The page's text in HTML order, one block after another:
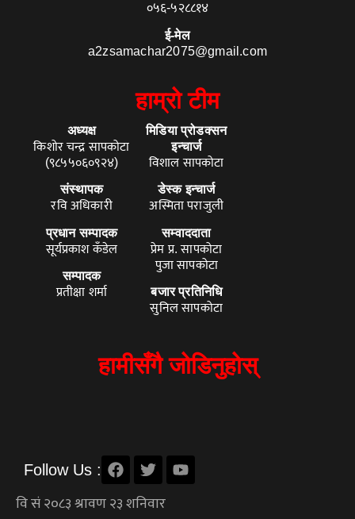
०५६-५२८८१४
ई-मेल
a2zsamachar2075@gmail.com
हाम्रो टीम
अध्यक्ष
किशोर चन्द्र सापकोटा
(९८५५०६०९२४)
संस्थापक
रवि अधिकारी
प्रधान सम्पादक
सूर्यप्रकाश कँडेल
सम्पादक
प्रतीक्षा शर्मा
मिडिया प्रोडक्सन
इन्चार्ज
विशाल सापकोटा
डेस्क इन्चार्ज
अस्मिता पराजुली
सम्वाददाता
प्रेम प्र. सापकोटा
पुजा सापकोटा
बजार प्रतिनिधि
सुनिल सापकोटा
हामीसँगै जोडिनुहोस्
Follow Us :